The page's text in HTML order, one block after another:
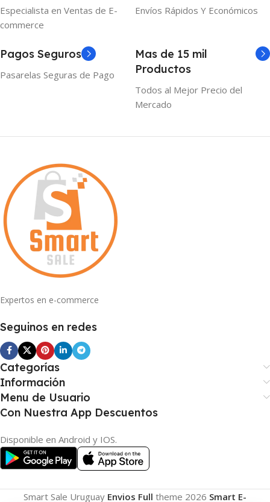
Especialista en Ventas de E-
commerce
Envíos Rápidos Y Económicos
Pagos Seguros
Pasarelas Seguras de Pago
Mas de 15 mil
Productos
Todos al Mejor Precio del
Mercado
Expertos en e-commerce
Seguinos en redes
Categorías
Información
Menu de Usuario
Con Nuestra App Descuentos
Disponible en Android y IOS.
Smart Sale Uruguay Envios Full theme 2026 Smart E-